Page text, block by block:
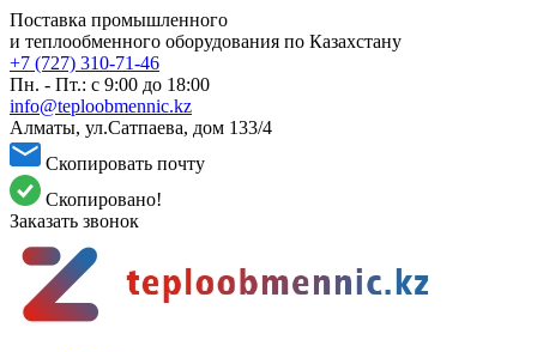
Поставка промышленного
и теплообменного оборудования по Казахстану
+7 (727) 310-71-46
Пн. - Пт.: с 9:00 до 18:00
info@teploobmennic.kz
Алматы, ул.Сатпаева, дом 133/4
Скопировать почту
Скопировано!
Заказать звонок